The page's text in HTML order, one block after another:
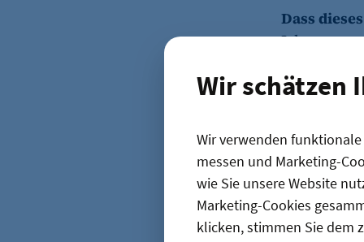
Wir schätzen
Wir verwenden
messen und Marketing-
wie Sie unsere Website
Marketing-Cookies
klicken, stimmen Sie dem
Dass
Momox
Millionen
„Re-
Claudia Frese